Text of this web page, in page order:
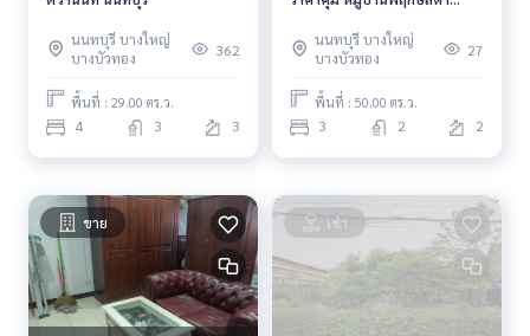
นนทบุรี บางใหญ่
บางบัวทอง
362
พื้นที่ : 29.00 ตร.ว.
4 3 3
นนทบุรี บางใหญ่
บางบัวทอง
27
พื้นที่ : 50.00 ตร.ว.
3 2 2
ขาย เช่า